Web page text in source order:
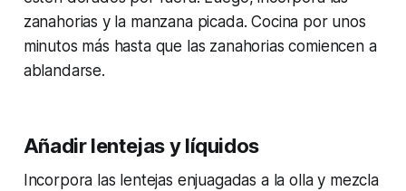
zanahorias y la manzana picada. Cocina por unos
minutos más hasta que las zanahorias comiencen a
ablandarse.
Añadir lentejas y líquidos
Incorpora las lentejas enjuagadas a la olla y mezcla